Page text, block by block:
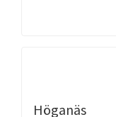
Höganäs